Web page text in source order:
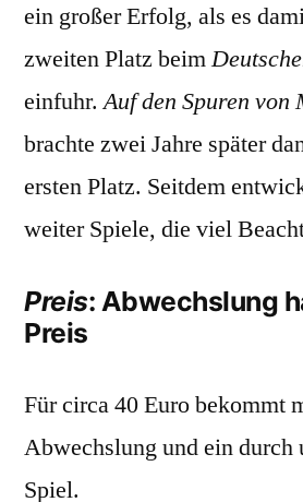
ein großer Erfolg, als es
zweiten Platz beim
einfuhr.Auf den Spuren von
brachte zwei Jahre später
ersten Platz. Seitdem
weiter Spiele, die viel
Preis: Abwechslung
Preis
Für circa 40 Euro bekommt
Abwechslung und ein durch
Spiel.